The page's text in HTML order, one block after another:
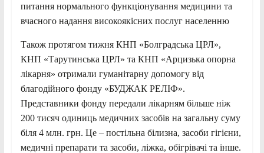
питання нормального функціонування медицини та
вчасного надання високоякісних послуг населенню
Також протягом тижня КНП «Болградська ЦРЛ»,
КНП «Тарутинська ЦРЛ» та КНП «Арцизька опорна
лікарня» отримали гуманітарну допомогу від
благодійного фонду «БУДЖАК РЕЛІФ».
Представники фонду передали лікарням більше ніж
200 тисяч одиниць медичних засобів на загальну суму
біля 4 млн. грн. Це – постільна білизна, засоби гігієни,
медичні препарати та засоби, ліжка, обігрівачі та інше.